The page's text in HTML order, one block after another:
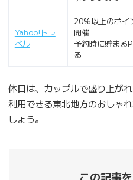
Yahoo!トラ
ベル
20%以上のポイ
開催
予約時に貯まる
る
休日は、カップルで盛り上が
利用できる東北地方のおしゃ
しょう。
この記事